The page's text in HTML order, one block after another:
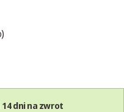
14 dni na zwrot